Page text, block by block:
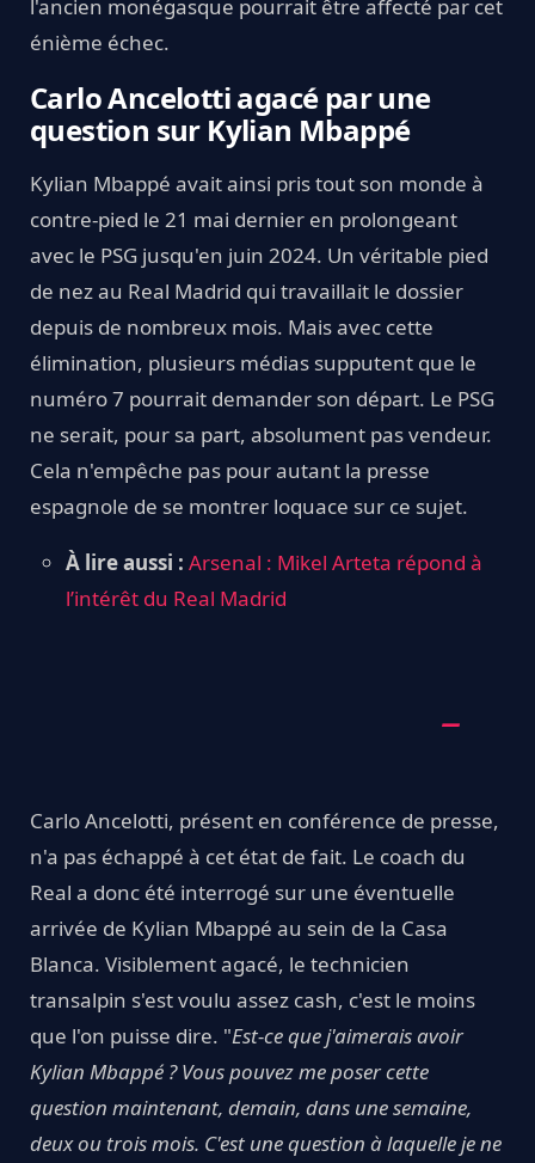
l'ancien monégasque pourrait être affecté par cet
énième échec.
Carlo Ancelotti agacé par une
question sur Kylian Mbappé
Kylian Mbappé avait ainsi pris tout son monde à
contre-pied le 21 mai dernier en prolongeant
avec le PSG jusqu'en juin 2024. Un véritable pied
de nez au Real Madrid qui travaillait le dossier
depuis de nombreux mois. Mais avec cette
élimination, plusieurs médias supputent que le
numéro 7 pourrait demander son départ. Le PSG
ne serait, pour sa part, absolument pas vendeur.
Cela n'empêche pas pour autant la presse
espagnole de se montrer loquace sur ce sujet.
À lire aussi : Arsenal : Mikel Arteta répond à
l’intérêt du Real Madrid
Carlo Ancelotti, présent en conférence de presse,
n'a pas échappé à cet état de fait. Le coach du
Real a donc été interrogé sur une éventuelle
arrivée de Kylian Mbappé au sein de la Casa
Blanca. Visiblement agacé, le technicien
transalpin s'est voulu assez cash, c'est le moins
que l'on puisse dire. "Est-ce que j'aimerais avoir
Kylian Mbappé ? Vous pouvez me poser cette
question maintenant, demain, dans une semaine,
deux ou trois mois. C'est une question à laquelle je ne